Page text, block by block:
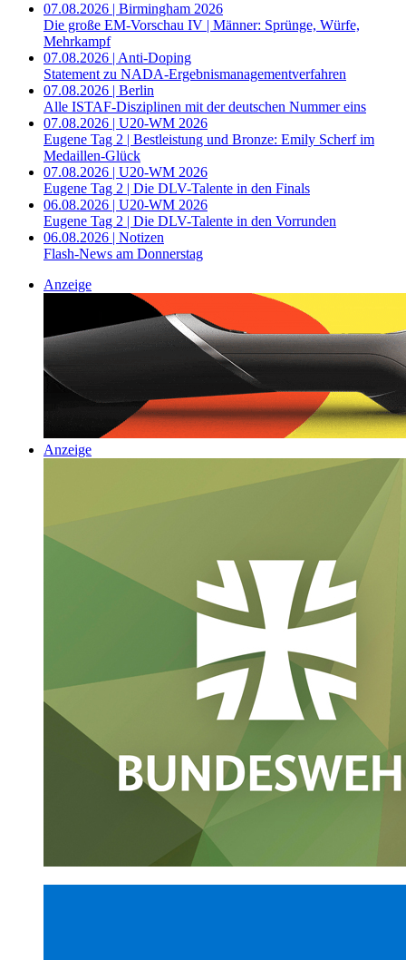
07.08.2026 | Birmingham 2026
Die große EM-Vorschau IV | Männer: Sprünge, Würfe,
Mehrkampf
07.08.2026 | Anti-Doping
Statement zu NADA-Ergebnismanagementverfahren
07.08.2026 | Berlin
Alle ISTAF-Disziplinen mit der deutschen Nummer eins
07.08.2026 | U20-WM 2026
Eugene Tag 2 | Bestleistung und Bronze: Emily Scherf im
Medaillen-Glück
07.08.2026 | U20-WM 2026
Eugene Tag 2 | Die DLV-Talente in den Finals
06.08.2026 | U20-WM 2026
Eugene Tag 2 | Die DLV-Talente in den Vorrunden
06.08.2026 | Notizen
Flash-News am Donnerstag
Anzeige
Anzeige